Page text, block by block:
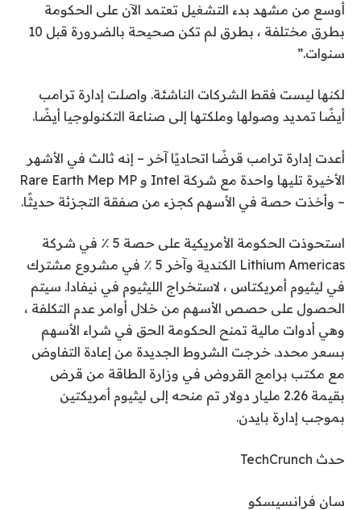
أوسع من مشهد بدء التشغيل تعتمد الآن على الحكومة
بطرق مختلفة ، بطرق لم تكن صحيحة بالضرورة قبل 10
سنوات.”
لكنها ليست فقط الشركات الناشئة. واصلت إدارة ترامب
أيضًا تمديد وصولها وملكتها إلى صناعة التكنولوجيا أيضًا.
أعدت إدارة ترامب قرضًا اتحاديًا آخر – إنه ثالث في الأشهر
الأخيرة تليها واحدة مع شركة Intel و Rare Earth Mep MP
– وأخذت حصة في الأسهم كجزء من صفقة التجزئة حديثًا.
استحوذت الحكومة الأمريكية على حصة 5 ٪ في شركة
Lithium Americas الكندية وآخر 5 ٪ في مشروع مشترك
في ليثيوم أمريكتاس ، لاستخراج الليثيوم في نيفادا. سيتم
الحصول على حصص الأسهم من خلال أوامر عدم التكلفة ،
وهي أدوات مالية تمنح الحكومة الحق في شراء الأسهم
بسعر محدد. خرجت الشروط الجديدة من إعادة التفاوض
مع مكتب برامج القروض في وزارة الطاقة من قرض
بقيمة 2.26 مليار دولار تم منحه إلى ليثيوم أمريكتين
بموجب إدارة بايدن.
حدث TechCrunch
سان فرانسيسكو